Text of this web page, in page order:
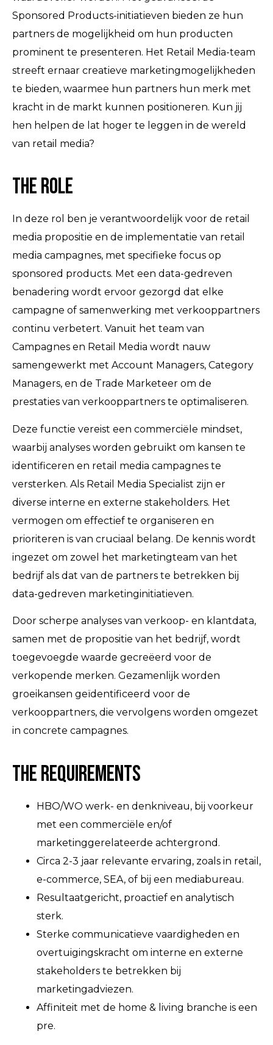
Sponsored Products-initiatieven bieden ze hun
partners de mogelijkheid om hun producten
prominent te presenteren. Het Retail Media-team
streeft ernaar creatieve marketingmogelijkheden
te bieden, waarmee hun partners hun merk met
kracht in de markt kunnen positioneren. Kun jij
hen helpen de lat hoger te leggen in de wereld
van retail media?
The Role
In deze rol ben je verantwoordelijk voor de retail
media propositie en de implementatie van retail
media campagnes, met specifieke focus op
sponsored products. Met een data-gedreven
benadering wordt ervoor gezorgd dat elke
campagne of samenwerking met verkooppartners
continu verbetert. Vanuit het team van
Campagnes en Retail Media wordt nauw
samengewerkt met Account Managers, Category
Managers, en de Trade Marketeer om de
prestaties van verkooppartners te optimaliseren.
Deze functie vereist een commerciële mindset,
waarbij analyses worden gebruikt om kansen te
identificeren en retail media campagnes te
versterken. Als Retail Media Specialist zijn er
diverse interne en externe stakeholders. Het
vermogen om effectief te organiseren en
prioriteren is van cruciaal belang. De kennis wordt
ingezet om zowel het marketingteam van het
bedrijf als dat van de partners te betrekken bij
data-gedreven marketinginitiatieven.
Door scherpe analyses van verkoop- en klantdata,
samen met de propositie van het bedrijf, wordt
toegevoegde waarde gecreëerd voor de
verkopende merken. Gezamenlijk worden
groeikansen geïdentificeerd voor de
verkooppartners, die vervolgens worden omgezet
in concrete campagnes.
The Requirements
HBO/WO werk- en denkniveau, bij voorkeur
met een commerciële en/of
marketinggerelateerde achtergrond.
Circa 2-3 jaar relevante ervaring, zoals in retail,
e-commerce, SEA, of bij een mediabureau.
Resultaatgericht, proactief en analytisch
sterk.
Sterke communicatieve vaardigheden en
overtuigingskracht om interne en externe
stakeholders te betrekken bij
marketingadviezen.
Affiniteit met de home & living branche is een
pre.